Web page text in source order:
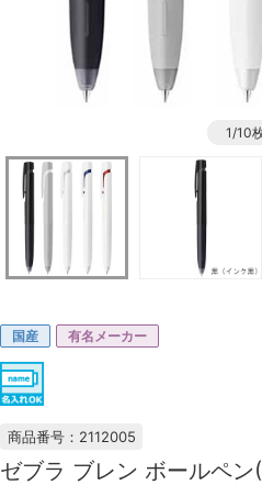
1/10
国産 有名メーカー
商品番号：2112005
ゼブラ ブレン ボールペ